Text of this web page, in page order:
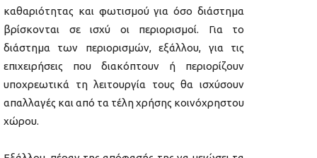
καθαριότητας και φωτισμού για όσο διάστημα
βρίσκονται σε ισχύ οι περιορισμοί. Για το
διάστημα των περιορισμών, εξάλλου, για τις
επιχειρήσεις που διακόπτουν ή περιορίζουν
υποχρεωτικά τη λειτουργία τους θα ισχύσουν
απαλλαγές και από τα τέλη χρήσης κοινόχρηστου
χώρου.